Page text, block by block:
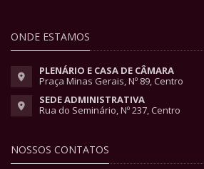
ONDE ESTAMOS
PLENÁRIO E CASA DE CÂMARA
Praça Minas Gerais, Nº 89, Centro
SEDE ADMINISTRATIVA
Rua do Seminário, Nº 237, Centro
NOSSOS CONTATOS